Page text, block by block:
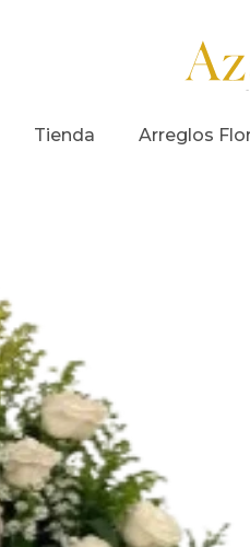
Tienda Arreglos